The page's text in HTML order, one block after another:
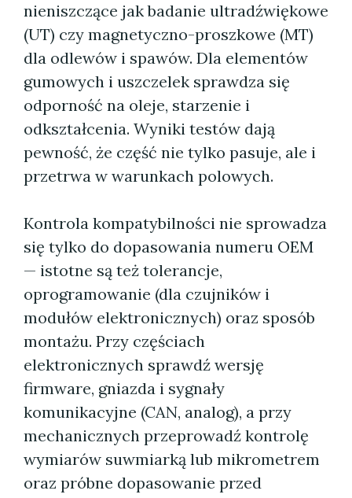
nieniszczące jak badanie ultradźwiękowe
(UT) czy magnetyczno-proszkowe (MT)
dla odlewów i spawów. Dla elementów
gumowych i uszczelek sprawdza się
odporność na oleje, starzenie i
odkształcenia. Wyniki testów dają
pewność, że część nie tylko pasuje, ale i
przetrwa w warunkach polowych.
Kontrola kompatybilności nie sprowadza
się tylko do dopasowania numeru OEM
— istotne są też tolerancje,
oprogramowanie (dla czujników i
modułów elektronicznych) oraz sposób
montażu. Przy częściach
elektronicznych sprawdź wersję
firmware, gniazda i sygnały
komunikacyjne (CAN, analog), a przy
mechanicznych przeprowadź kontrolę
wymiarów suwmiarką lub mikrometrem
oraz próbne dopasowanie przed